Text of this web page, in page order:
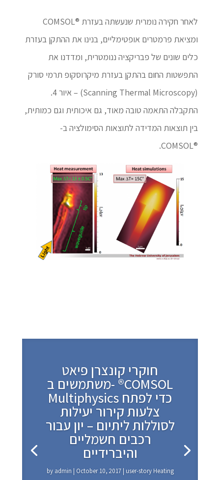
לאחר חקירה נומרית שנעשתה בעזרת ®COMSOL
ומציאת פרמטרים אופטימליים, בנינו את ההתקן בעזרת
כלים שונים של פבריקציה ננומטרית, ומדדנו את
התפשטות החום בהתקן בעזרת מיקרוסקופ תרמי סורק
(Scanning Thermal Microscopy) – איור 4.
התקבלה התאמה טובה מאוד, גם איכותית וגם כמותית,
בין תוצאות המדידה לתוצאות הסימולציה ב-
®COMSOL.
חוקרי קונצרן פיאט
משתמשים ב- ®COMSOL
Multiphysics כדי לפתח
צלעות קירור יעילות
לסוללות ליתיום – יון עבור
רכבים חשמליים
והיברידיים
by admin | October 10, 2017| user-story Heating